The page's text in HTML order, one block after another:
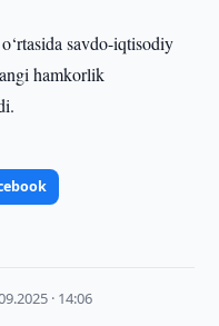
savdo-iqtisodiy
hamkorlik
· 14:06